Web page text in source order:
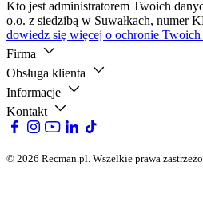
Kto jest administratorem Twoich
o.o. z siedzibą w Suwałkach, numer
dowiedz się więcej o ochronie Twoich
Firma
Obsługa klienta
Informacje
Kontakt
© 2026 Recman.pl. Wszelkie prawa